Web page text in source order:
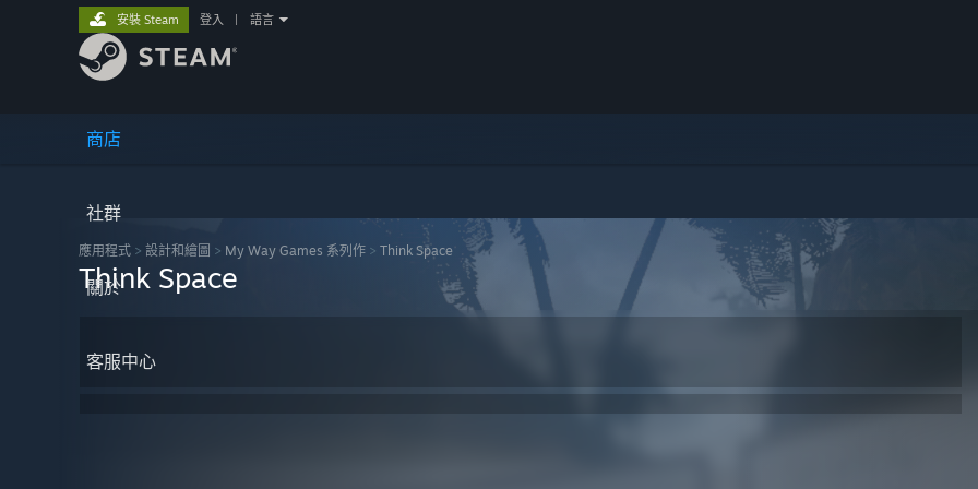
商店
社群
關於
客服中心
安裝 Steam 登入 語言
應用程式 > 設計和繪圖 > My Way Games 系列作 > Think Space
Think Space